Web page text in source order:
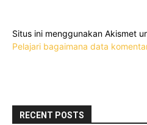
Situs ini menggunakan Akismet
Pelajari bagaimana data
RECENT POSTS